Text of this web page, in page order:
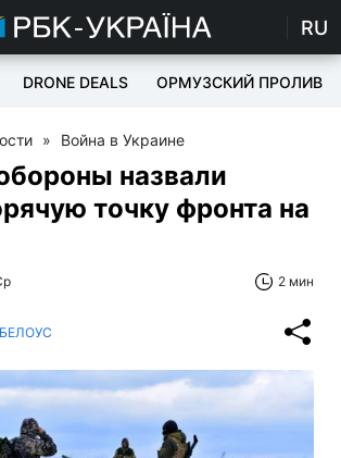
RU
DRONE DEALS ОРМУЗСКИЙ ПРОЛИВ
» Война в Украине
назвали
точку фронта на
2 мин